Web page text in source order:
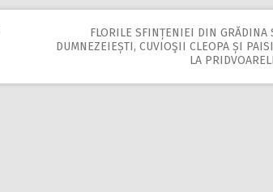
FLORILE SFINȚENIEI DIN GRĂDINA
DUMNEZEIEȘTI, CUVIOŞII CLEOPA ȘI
LA